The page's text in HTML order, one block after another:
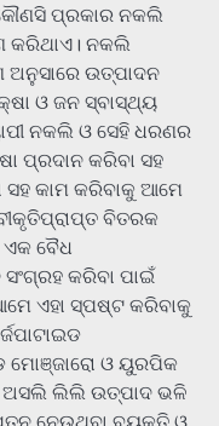
ପ୍ରକାର ନକଲି
କରିଥାଏ। ନକଲି
ଉତ୍ପାଦନ
ଓ ଜନ ସ୍ବାସ୍ଥ୍ୟ
ନକଲି ଓ ସେହି ଧରଣର
ପ୍ରଦାନ କରିବା ସହ
କାମ କରିବାକୁ ଆମେ
ବିତରକ
ଏକ ବୈଧ
କରିବା ପାଇଁ
ଏହା ସ୍ପଷ୍ଟ କରିବାକୁ
ଓ ୟୁରପିକ
ଅସଲି ଲିଲି ଉତ୍ପାଦ ଭଳି